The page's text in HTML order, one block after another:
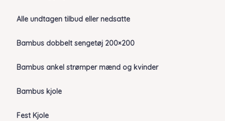
Alle undtagen tilbud eller nedsatte
Bambus dobbelt sengetøj 200×200
Bambus ankel strømper mænd og kvinder
Bambus kjole
Fest Kjole